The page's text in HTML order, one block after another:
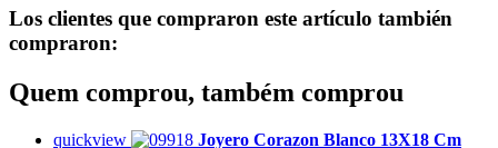
Los clientes que compraron este artículo también
compraron:
Quem comprou, também comprou
quickview
Joyero Corazon Blanco 13X18 Cm